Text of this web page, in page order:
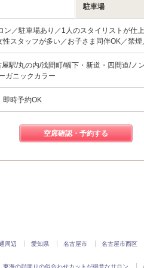
駐車場
ン／駐車場あり／1人のスタイリストが仕
性スタッフが多い／お子さま同伴OK／禁
駅/丸の内/浅間町/幅下・新道・四間道/ノ
ガニックカラー
即時予約OK
空席確認・予約する
周辺 愛知県 名古屋市 名古屋市西区
東海の顔周りの似合わせカットが得意なサロン